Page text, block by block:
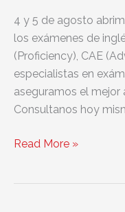
4 y 5 de agosto
los exámenes de
(Proficiency), CAE
especialistas en
aseguramos el mejor
Consultanos hoy
4
Read More »